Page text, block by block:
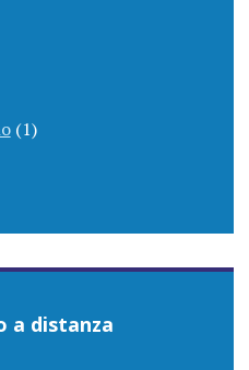
(1)
a distanza